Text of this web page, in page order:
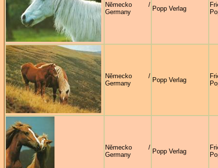
Německo /
Germany
Popp Verlag
Německo /
Germany
Popp Verlag
Německo /
Germany
Popp Verlag